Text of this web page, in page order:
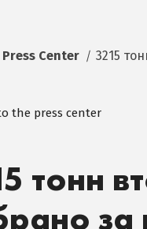
Press Center 3215
the press center
тонн